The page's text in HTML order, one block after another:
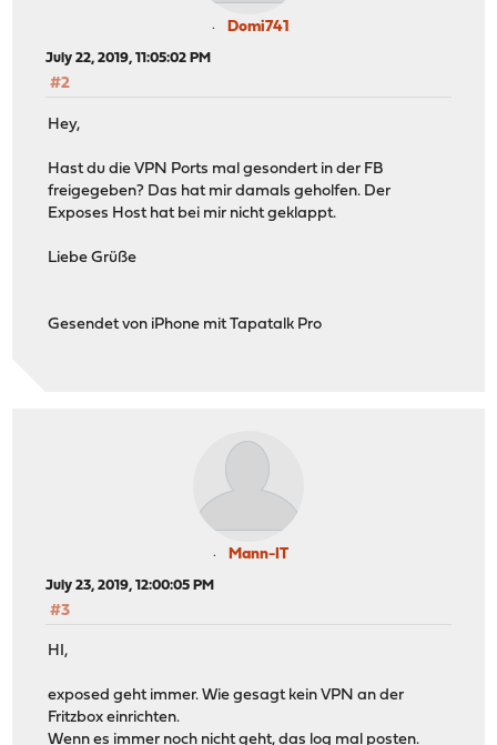
Domi741
July 22, 2019, 11:05:02 PM
#2
Hey,
Hast du die VPN Ports mal gesondert in der FB
freigegeben? Das hat mir damals geholfen. Der
Exposes Host hat bei mir nicht geklappt.
Liebe Grüße
Gesendet von iPhone mit Tapatalk Pro
Mann-IT
July 23, 2019, 12:00:05 PM
#3
HI,
exposed geht immer. Wie gesagt kein VPN an der
Fritzbox einrichten.
Wenn es immer noch nicht geht, das log mal posten.